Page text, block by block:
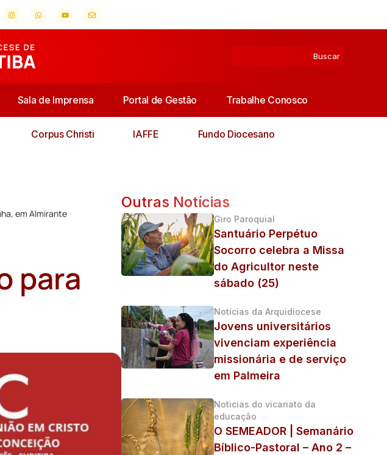
Sala de Imprensa Portal de Gestão Trabalhe Conosco
Corpus Christi IAFFE Fundo Diocesano
em Almirante
para
Outras Notícias
Giro Paroquial
Santuário Perpétuo
Socorro celebra a Missa
do Agricultor neste
sábado (25)
Notícias da Arquidiocese
Jovens universitários
vivenciam experiência
missionária e de serviço
em Palmeira
Noticias do vicariato da
educação
O SEMEADOR | Semanário
Bíblico-Pastoral – Ano 2 –